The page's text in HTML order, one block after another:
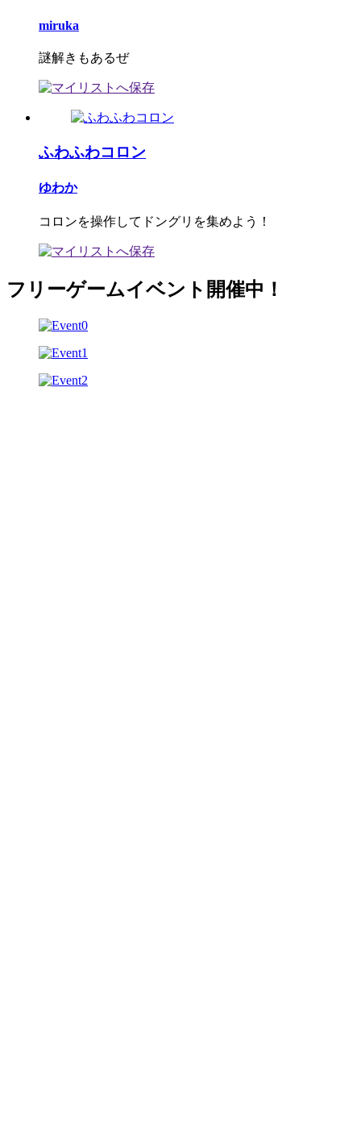
miruka
謎解きもあるぜ
ふわふわコロン
ゆわか
コロンを操作してドングリを集めよう！
フリーゲームイベント開催中！